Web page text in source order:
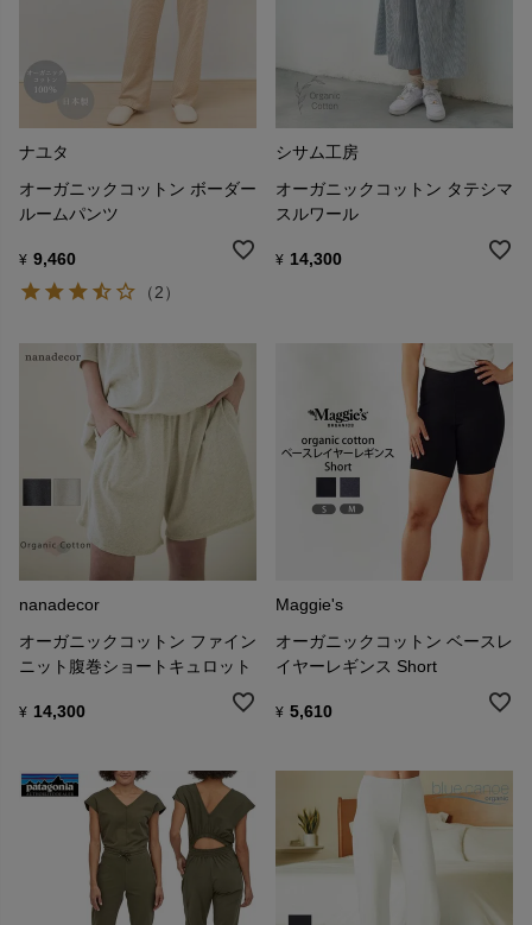
ナユタ
オーガニックコットン ボーダー
ルームパンツ
¥ 9,460
（2）
シサム工房
オーガニックコットン タテシマ
スルワール
¥ 14,300
nanadecor
オーガニックコットン ファイン
ニット腹巻ショートキュロット
¥ 14,300
Maggie's
オーガニックコットン ベースレ
イヤーレギンス Short
¥ 5,610